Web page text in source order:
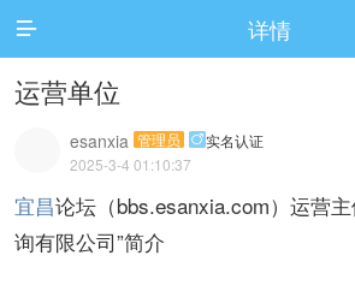
 详情
运营单位
esanxia 管理员 实名认证
2025-3-4 01:10:37
宜昌论坛（bbs.esanxia.com）运营
询有限公司”简介